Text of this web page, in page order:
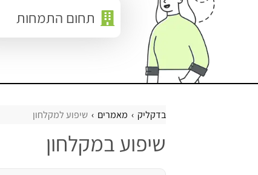
בדקליק מאמרים שיפוע למקלחון
שיפוע במקלחון